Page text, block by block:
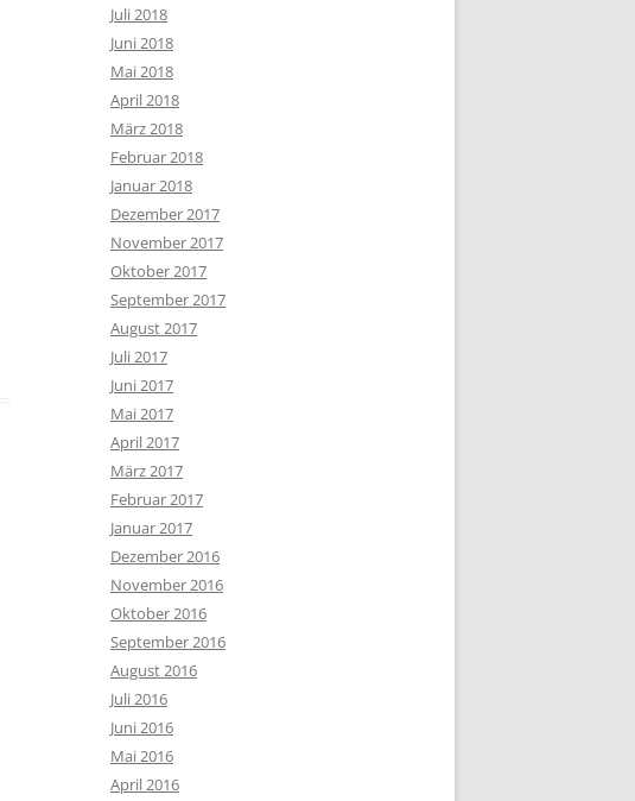
Juli 2018
Juni 2018
Mai 2018
April 2018
März 2018
Februar 2018
Januar 2018
Dezember 2017
November 2017
Oktober 2017
September 2017
August 2017
Juli 2017
Juni 2017
Mai 2017
April 2017
März 2017
Februar 2017
Januar 2017
Dezember 2016
November 2016
Oktober 2016
September 2016
August 2016
Juli 2016
Juni 2016
Mai 2016
April 2016